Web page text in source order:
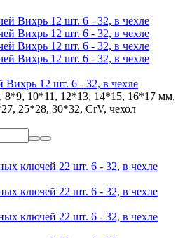
12 шт. 6 - 32, в чехле
8*9, 10*11, 12*13, 14*15, 16*17 мм,
25*28, 30*32, CrV, чехол